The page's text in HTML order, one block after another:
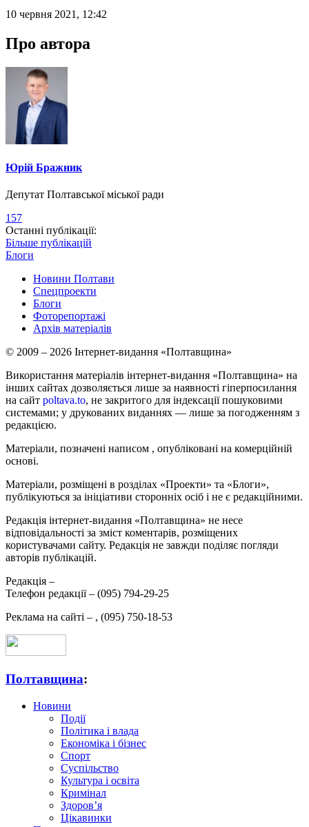
10 червня 2021, 12:42
Про автора
Юрій Бражник
Депутат Полтавської міської ради
157
Останні публікації:
Більше публікацій
Блоги
Новини Полтави
Спецпроекти
Блоги
Фоторепортажі
Архів матеріалів
© 2009 – 2026 Інтернет-видання «Полтавщина»
Використання матеріалів інтернет-видання «Полтавщина» на
інших сайтах дозволяється лише за наявності гіперпосилання
на сайт poltava.to, не закритого для індексації пошуковими
системами; у друкованих виданнях — лише за погодженням з
редакцією.
Матеріали, позначені написом , опубліковані на комерційній
основі.
Матеріали, розміщені в розділах «Проекти» та «Блоги»,
публікуються за ініціативи сторонніх осіб і не є редакційними.
Редакція інтернет-видання «Полтавщина» не несе
відповідальності за зміст коментарів, розміщених
користувачами сайту. Редакція не завжди поділяє погляди
авторів публікацій.
Редакція –
Телефон редакції – (095) 794-29-25
Реклама на сайті – , (095) 750-18-53
Полтавщина:
Новини
Події
Політика і влада
Економіка і бізнес
Спорт
Суспільство
Культура і освіта
Кримінал
Здоров’я
Цікавинки